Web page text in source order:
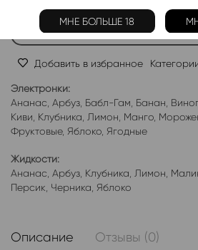
Подписаться
Добавить в избранное
Электронки:
Ананас Арбуз Бабл-Гам Банан
Киви Клубника Лимон Манго
Фруктовые, Яблоко Ягодные
Жидкости:
Ананас Арбуз Клубника Лимон
Персик Черника Яблоко
Описание Отзывы (0)
МНЕ БОЛЬШЕ 18